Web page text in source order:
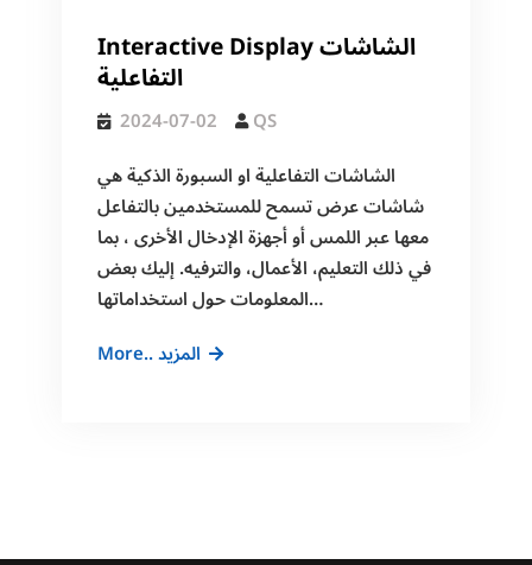
Interactive Display الشاشات
التفاعلية
2024-07-02
QS
الشاشات التفاعلية او السبورة الذكية هي
شاشات عرض تسمح للمستخدمين بالتفاعل
معها عبر اللمس أو أجهزة الإدخال الأخرى ، بما
في ذلك التعليم، الأعمال، والترفيه. إليك بعض
المعلومات حول استخداماتها…
More.. المزيدInteractive